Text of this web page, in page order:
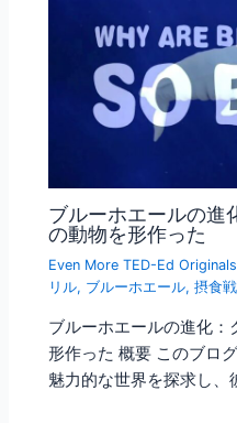
ブルーホエールの進
の動物を形作った
Even More TED-Ed Originals
リル, ブルーホエール,摂食
ブルーホエールの進化：
形作った 概要 このブロ
魅力的な世界を探求し、